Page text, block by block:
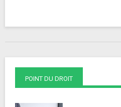
POINT DU DROIT